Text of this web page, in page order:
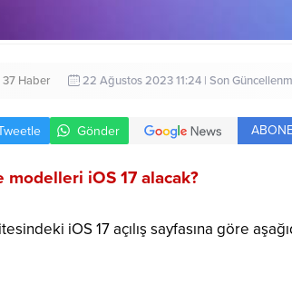
37 Haber 22 Ağustos 2023 11:24 | Son
Gönder
modelleri iOS 17 alacak?
iOS 17 açılış sayfasına göre